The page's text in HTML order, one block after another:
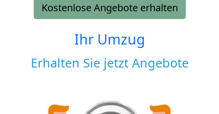
Kostenlose Angebote erhalten
Ihr Umzug
Erhalten Sie jetzt Angebote